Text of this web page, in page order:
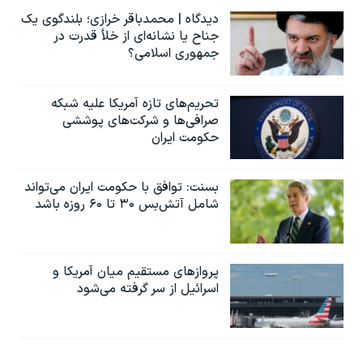
اعتراضات مردمی آبان ۹۸
اسرائیل در جنگ
همایش محافظه‌کاران آمریکا «سی‌پک»
صفحه‌های ویژه
دیدگاه | محمدباقر خرازی؛ بلندگوی یک
جناح یا نشانه‌ای از خلأ قدرت در
جمهوری اسلامی؟
تحریم‌های تازه آمریکا علیه شبکه
صرافی‌ها و شرکت‌های پوششی
حکومت ایران
بسنت: توافق با حکومت ایران می‌تواند
شامل آتش‌بس ۳۰ تا ۶۰ روزه باشد
پروازهای مستقیم میان آمریکا و
اسرائیل از سر گرفته می‌شود